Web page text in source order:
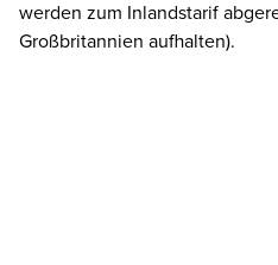
werden zum Inlandstarif
Großbritannien aufhalten).